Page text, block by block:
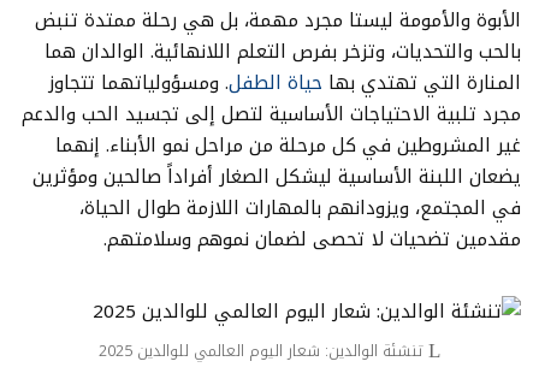
الأبوة والأمومة ليستا مجرد مهمة، بل هي رحلة ممتدة تنبض
بالحب والتحديات، وتزخر بفرص التعلم اللانهائية. الوالدان هما
المنارة التي تهتدي بها حياة الطفل. ومسؤولياتهما تتجاوز
مجرد تلبية الاحتياجات الأساسية لتصل إلى تجسيد الحب والدعم
غير المشروطين في كل مرحلة من مراحل نمو الأبناء. إنهما
يضعان اللبنة الأساسية ليشكل الصغار أفراداً صالحين ومؤثرين
في المجتمع، ويزودانهم بالمهارات اللازمة طوال الحياة،
مقدمين تضحيات لا تحصى لضمان نموهم وسلامتهم.
تنشئة الوالدين: شعار اليوم العالمي للوالدين 2025